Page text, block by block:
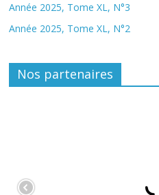
Année 2025, Tome XL, N°3
Année 2025, Tome XL, N°2
Nos partenaires